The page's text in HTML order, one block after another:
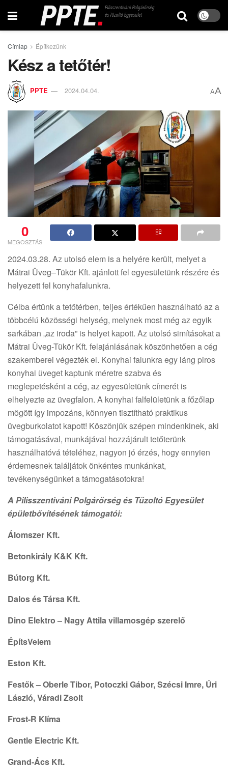
Címlap Építkezünk
Kész a tetőtér!
PPTE 2024.04.04. AA
0
MEGOSZTÁS
2024.03.28. Az utolsó elem is a helyére került, melyet a
Mátrai Üveg–Tükör Kft. ajánlott fel egyesületünk részére és
helyezett fel konyhafalunkra.
Célba értünk a tetőtérben, teljes értékűen használható az a
többcélú közösségi helység, melynek most még az egyik
sarkában „az iroda” is helyet kapott. Az utolsó simításokat a
Mátrai Üveg-Tükör Kft. felajánlásának köszönhetően a cég
szakemberei végezték el. Konyhai falunkra egy láng piros
konyhai üveget kaptunk méretre szabva és
meglepetésként a cég, az egyesületünk címerét is
elhelyezte az üvegfalon. A konyhai falfelületünk a főzőlap
mögött így impozáns, könnyen tisztítható praktikus
üvegburkolatot kapott! Köszönjük szépen mindenkinek, aki
támogatásával, munkájával hozzájárult tetőterünk
használhatóvá tételéhez, nagyon jó érzés, hogy ennyien
érdemesnek találjátok önkéntes munkánkat,
tevékenységünket a támogatásotokra!
A Pilisszentiváni Polgárőrség és Tűzoltó Egyesület
épületbővítésének támogatói:
Álomszer Kft.
Betonkirály K&K Kft.
Bútorg Kft.
Dalos és Társa Kft.
Dino Elektro – Nagy Attila villamosgép szerelő
ÉpítsVelem
Eston Kft.
Festők – Oberle Tibor, Potoczki Gábor, Szécsi Imre, Úri
László, Váradi Zsolt
Frost-R Klíma
Gentle Electric Kft.
Grand-Ács Kft.